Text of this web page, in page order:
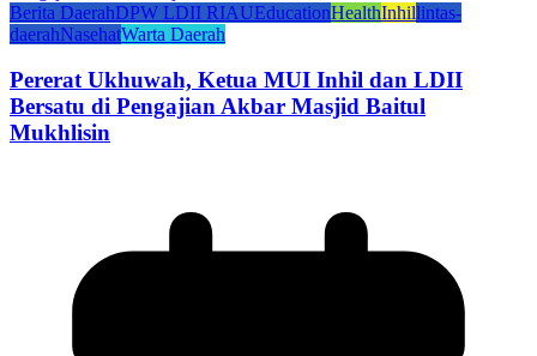
Berita DaerahDPW LDII RIAUEducationHealthInhillintas-
daerahNasehatWarta Daerah
Pererat Ukhuwah, Ketua MUI Inhil dan LDII
Bersatu di Pengajian Akbar Masjid Baitul
Mukhlisin